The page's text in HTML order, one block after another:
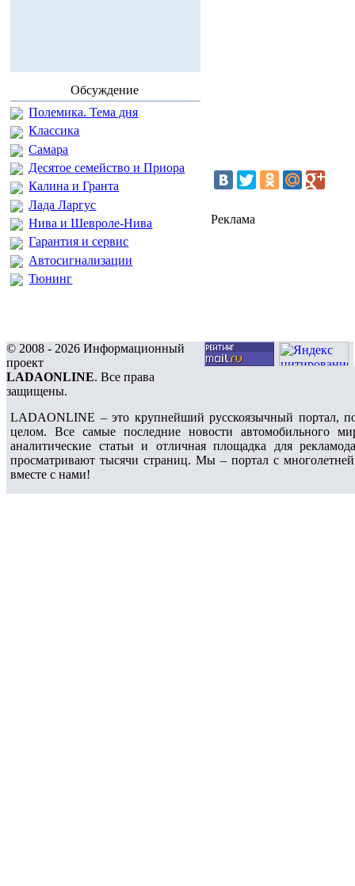
Обсуждение
Полемика. Тема дня
Классика
Самара
Десятое семейство и Приора
Калина и Гранта
Лада Ларгус
Нива и Шевроле-Нива
Гарантия и сервис
Автосигнализации
Тюнинг
Реклама
© 2008 - 2026 Информационный
проект
LADAONLINE. Все права
защищены.
LADAONLINE – это крупнейший русскоязычный портал,
целом. Все самые последние новости автомобильного
аналитические статьи и отличная площадка для
просматривают тысячи страниц. Мы – портал с
вместе с нами!